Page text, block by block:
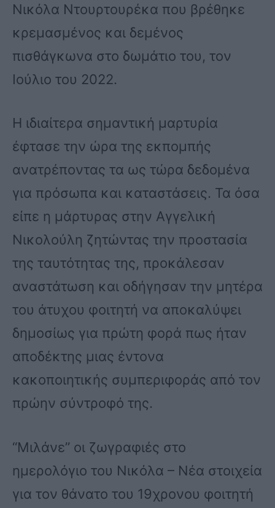
Νικόλα Ντουρτουρέκα που βρέθηκε
κρεμασμένος και δεμένος
πισθάγκωνα στο δωμάτιο του, τον
Ιούλιο του 2022.
Η ιδιαίτερα σημαντική μαρτυρία
έφτασε την ώρα της εκπομπής
ανατρέποντας τα ως τώρα δεδομένα
για πρόσωπα και καταστάσεις. Τα όσα
είπε η μάρτυρας στην Αγγελική
Νικολούλη ζητώντας την προστασία
της ταυτότητας της, προκάλεσαν
αναστάτωση και οδήγησαν την μητέρα
του άτυχου φοιτητή να αποκαλύψει
δημοσίως για πρώτη φορά πως ήταν
αποδέκτης μιας έντονα
κακοποιητικής συμπεριφοράς από τον
πρώην σύντροφό της.
“Μιλάνε” οι ζωγραφιές στο
ημερολόγιο του Νικόλα – Νέα στοιχεία
για τον θάνατο του 19χρονου φοιτητή